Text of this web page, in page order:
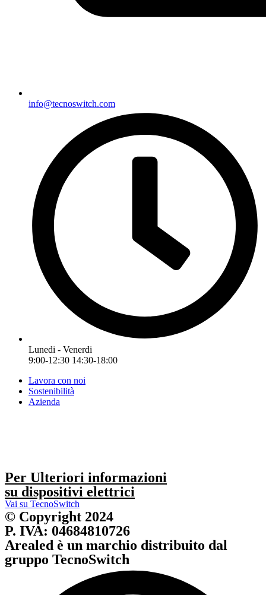
info@tecnoswitch.com
Lunedi - Venerdi
9:00-12:30 14:30-18:00
Lavora con noi
Sostenibilità
Azienda
Per Ulteriori informazioni
su dispositivi elettrici
Vai su TecnoSwitch
© Copyright 2024
P. IVA: 04684810726
Arealed è un marchio distribuito dal
gruppo TecnoSwitch